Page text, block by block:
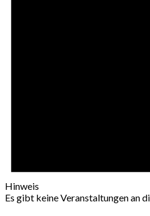
Hinweis
Es gibt keine Veranstaltungen an